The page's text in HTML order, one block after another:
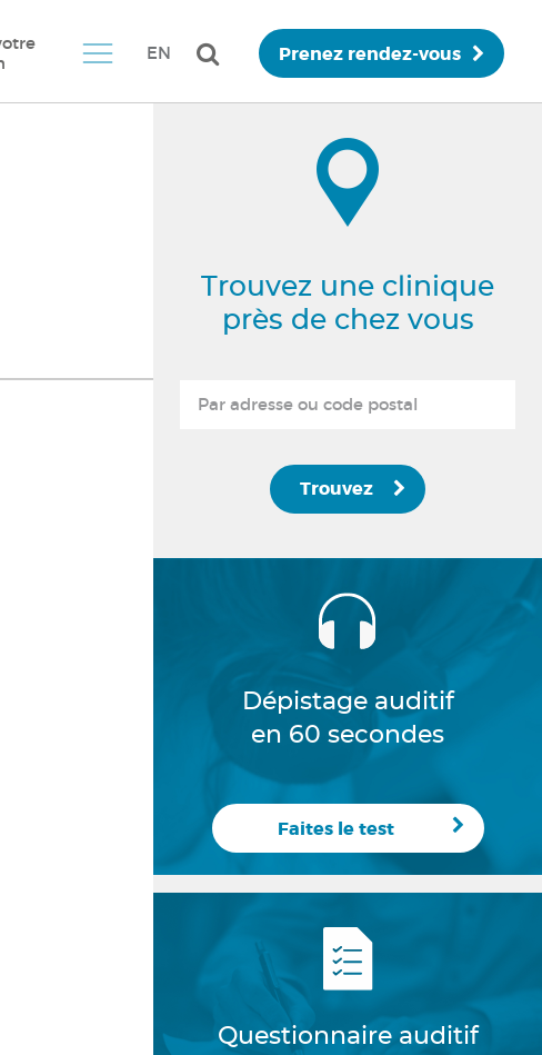
EN Prenez rendez-vous
Trouvez une clinique
près de chez vous
Trouvez
Dépistage auditif
en 60 secondes
Faites le test
Questionnaire auditif